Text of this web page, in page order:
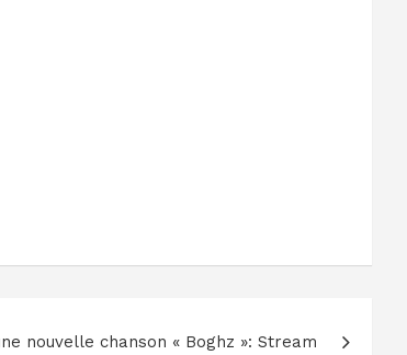
nouvelle chanson « Boghz »: Stream